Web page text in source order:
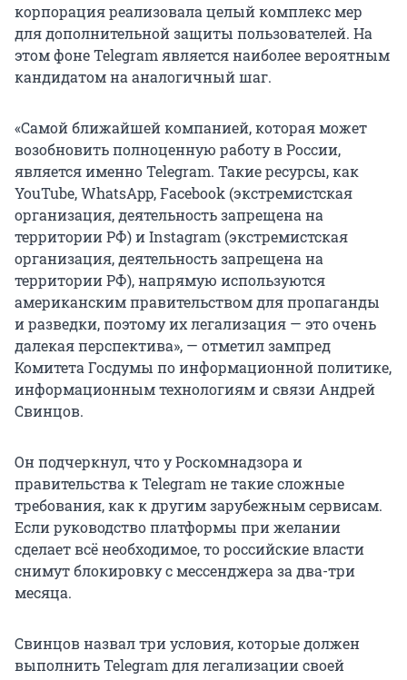
корпорация реализовала целый комплекс мер
для дополнительной защиты пользователей. На
этом фоне Telegram является наиболее вероятным
кандидатом на аналогичный шаг.
«Самой ближайшей компанией, которая может
возобновить полноценную работу в России,
является именно Telegram. Такие ресурсы, как
YouTube, WhatsApp, Facebook (экстремистская
организация, деятельность запрещена на
территории РФ) и Instagram (экстремистская
организация, деятельность запрещена на
территории РФ), напрямую используются
американским правительством для пропаганды
и разведки, поэтому их легализация — это очень
далекая перспектива», — отметил зампред
Комитета Госдумы по информационной политике,
информационным технологиям и связи Андрей
Свинцов.
Он подчеркнул, что у Роскомнадзора и
правительства к Telegram не такие сложные
требования, как к другим зарубежным сервисам.
Если руководство платформы при желании
сделает всё необходимое, то российские власти
снимут блокировку с мессенджера за два-три
месяца.
Свинцов назвал три условия, которые должен
выполнить Telegram для легализации своей